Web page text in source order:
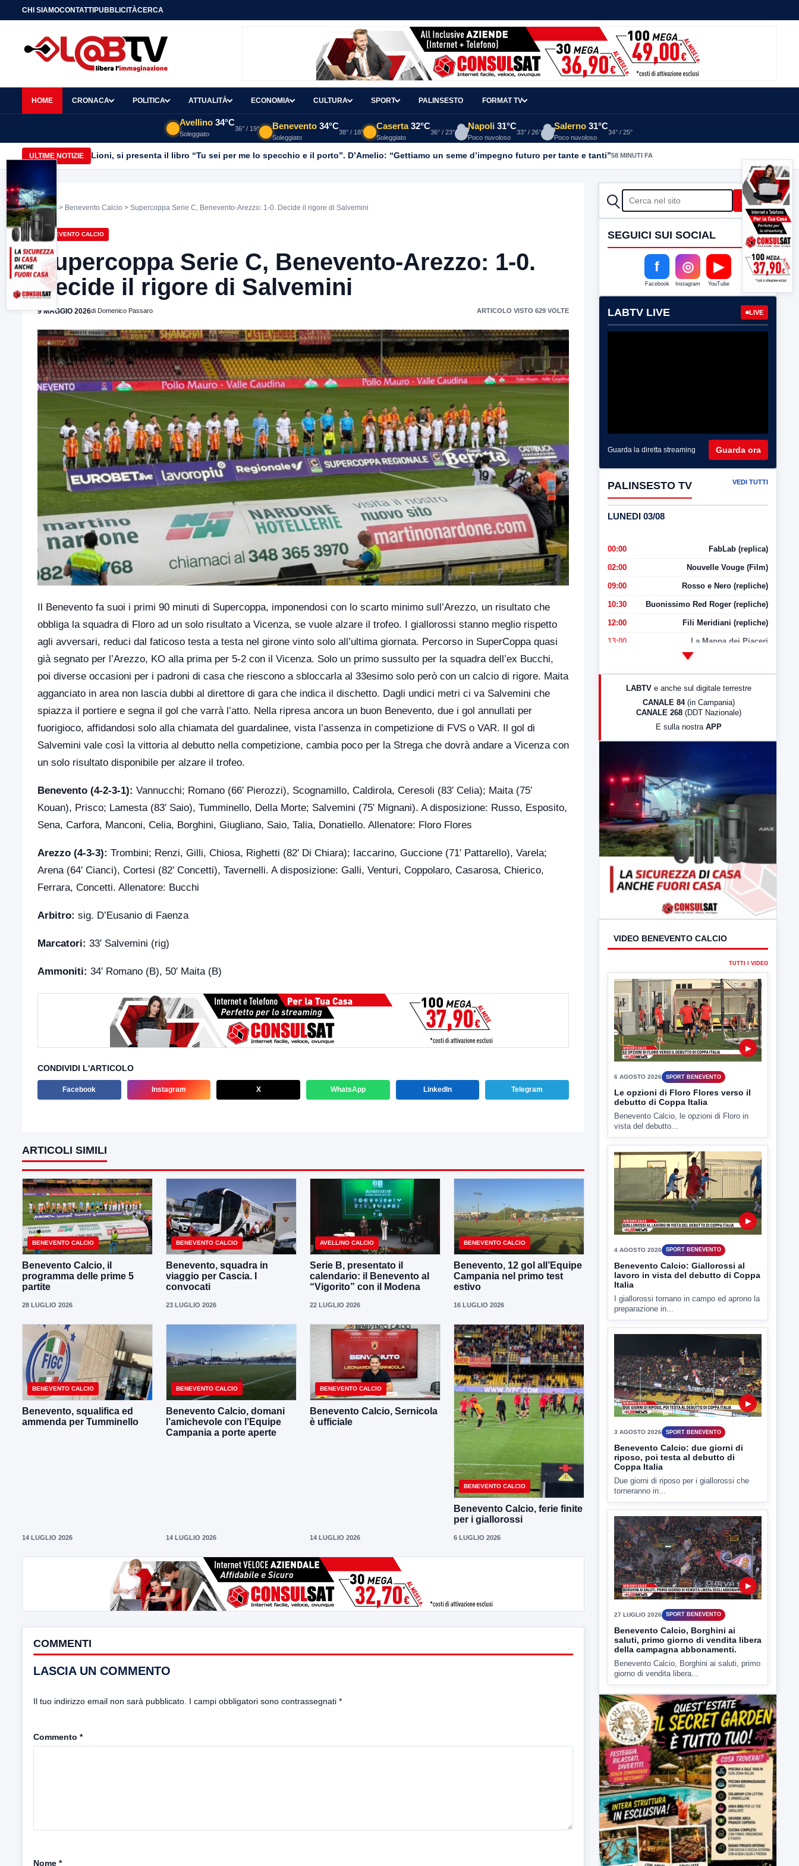
CHI SIAMOCONTATTIPUBBLICITÀCERCA
HOME CRONACA POLITICA ATTUALITÀ ECONOMIA CULTURA SPORT PALINSESTO FORMAT TV
Avellino 34°C
Soleggiato
36° / 19° Benevento 34°C
Soleggiato
38° / 18°
Caserta 32°C
Soleggiato
36° / 23°
Napoli 31°C
Poco nuvoloso
33° / 26°
Salerno 31°C
Poco nuvoloso
34° / 25°
ULTIME NOTIZIE Lioni, si presenta il libro “Tu sei per me lo specchio e il porto”. D’Amelio: “Gettiamo un seme d’impegno futuro per tante e tanti”58 MINUTI FA
Home > Benevento Calcio > Supercoppa Serie C, Benevento-Arezzo: 1-0. Decide il rigore di Salvemini
BENEVENTO CALCIO
Supercoppa Serie C, Benevento-Arezzo: 1-0.
Decide il rigore di Salvemini
9 MAGGIO 2026di Domenico Passaro ARTICOLO VISTO 629 VOLTE
Il Benevento fa suoi i primi 90 minuti di Supercoppa, imponendosi con lo scarto minimo sull’Arezzo, un risultato che
obbliga la squadra di Floro ad un solo risultato a Vicenza, se vuole alzare il trofeo. I giallorossi stanno meglio rispetto
agli avversari, reduci dal faticoso testa a testa nel girone vinto solo all’ultima giornata. Percorso in SuperCoppa quasi
già segnato per l’Arezzo, KO alla prima per 5-2 con il Vicenza. Solo un primo sussulto per la squadra dell’ex Bucchi,
poi diverse occasioni per i padroni di casa che riescono a sbloccarla al 33esimo solo però con un calcio di rigore. Maita
agganciato in area non lascia dubbi al direttore di gara che indica il dischetto. Dagli undici metri ci va Salvemini che
spiazza il portiere e segna il gol che varrà l’atto. Nella ripresa ancora un buon Benevento, due i gol annullati per
fuorigioco, affidandosi solo alla chiamata del guardalinee, vista l’assenza in competizione di FVS o VAR. Il gol di
Salvemini vale così la vittoria al debutto nella competizione, cambia poco per la Strega che dovrà andare a Vicenza con
un solo risultato disponibile per alzare il trofeo.
Benevento (4-2-3-1): Vannucchi; Romano (66′ Pierozzi), Scognamillo, Caldirola, Ceresoli (83′ Celia); Maita (75′
Kouan), Prisco; Lamesta (83′ Saio), Tumminello, Della Morte; Salvemini (75′ Mignani). A disposizione: Russo, Esposito,
Sena, Carfora, Manconi, Celia, Borghini, Giugliano, Saio, Talia, Donatiello. Allenatore: Floro Flores
Arezzo (4-3-3): Trombini; Renzi, Gilli, Chiosa, Righetti (82′ Di Chiara); Iaccarino, Guccione (71′ Pattarello), Varela;
Arena (64′ Cianci), Cortesi (82′ Concetti), Tavernelli. A disposizione: Galli, Venturi, Coppolaro, Casarosa, Chierico,
Ferrara, Concetti. Allenatore: Bucchi
Arbitro: sig. D’Eusanio di Faenza
Marcatori: 33′ Salvemini (rig)
Ammoniti: 34′ Romano (B), 50′ Maita (B)
CONDIVIDI L'ARTICOLO
Facebook Instagram X WhatsApp LinkedIn Telegram
ARTICOLI SIMILI
BENEVENTO CALCIO
Benevento Calcio, il
programma delle prime 5
partite
28 LUGLIO 2026
BENEVENTO CALCIO
Benevento, squadra in
viaggio per Cascia. I
convocati
23 LUGLIO 2026
AVELLINO CALCIO
Serie B, presentato il
calendario: il Benevento al
“Vigorito” con il Modena
22 LUGLIO 2026
BENEVENTO CALCIO
Benevento, 12 gol all’Equipe
Campania nel primo test
estivo
16 LUGLIO 2026
BENEVENTO CALCIO
Benevento, squalifica ed
ammenda per Tumminello
14 LUGLIO 2026
BENEVENTO CALCIO
Benevento Calcio, domani
l’amichevole con l’Equipe
Campania a porte aperte
14 LUGLIO 2026
BENEVENTO CALCIO
Benevento Calcio, Sernicola
è ufficiale
14 LUGLIO 2026
BENEVENTO CALCIO
Benevento Calcio, ferie finite
per i giallorossi
6 LUGLIO 2026
COMMENTI
LASCIA UN COMMENTO
Il tuo indirizzo email non sarà pubblicato. I campi obbligatori sono contrassegnati *
Commento *
Nome *
CERCA Cerca
SEGUICI SUI SOCIAL
f
Facebook
◎
Instagram
▶
YouTube
LABTV LIVE LIVE
Guarda la diretta streaming Guarda ora
PALINSESTO TV VEDI TUTTI
LUNEDI 03/08
00:00 FabLab (replica)
02:00 Nouvelle Vouge (Film)
09:00 Rosso e Nero (repliche)
10:30 Buonissimo Red Roger (repliche)
12:00 Fili Meridiani (repliche)
13:00 La Mappa dei Piaceri
LabNews (Diretta)
LABTV e anche sul digitale terrestre
CANALE 84 (in Campania)
CANALE 268 (DDT Nazionale)
E sulla nostra APP
VIDEO BENEVENTO CALCIO
TUTTI I VIDEO
▶
6 AGOSTO 2026 SPORT BENEVENTO
Le opzioni di Floro Flores verso il
debutto di Coppa Italia
Benevento Calcio, le opzioni di Floro in
vista del debutto...
▶
4 AGOSTO 2026 SPORT BENEVENTO
Benevento Calcio: Giallorossi al
lavoro in vista del debutto di Coppa
Italia
I giallorossi tornano in campo ed aprono la
preparazione in...
▶
3 AGOSTO 2026 SPORT BENEVENTO
Benevento Calcio: due giorni di
riposo, poi testa al debutto di
Coppa Italia
Due giorni di riposo per i giallorossi che
torneranno in...
▶
27 LUGLIO 2026 SPORT BENEVENTO
Benevento Calcio, Borghini ai
saluti, primo giorno di vendita libera
della campagna abbonamenti.
Benevento Calcio, Borghini ai saluti, primo
giorno di vendita libera...